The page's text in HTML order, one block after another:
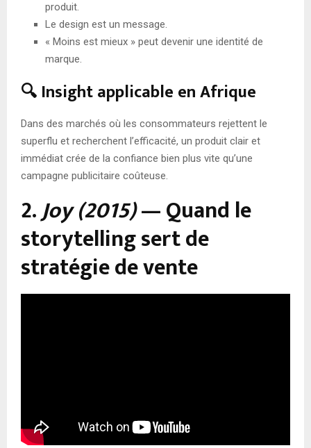
produit.
Le design est un message.
« Moins est mieux » peut devenir une identité de
marque.
🔍 Insight applicable en Afrique
Dans des marchés où les consommateurs rejettent le
superflu et recherchent l’efficacité, un produit clair et
immédiat crée de la confiance bien plus vite qu’une
campagne publicitaire coûteuse.
2.Joy (2015)— Quand le
storytelling sert de
stratégie de vente